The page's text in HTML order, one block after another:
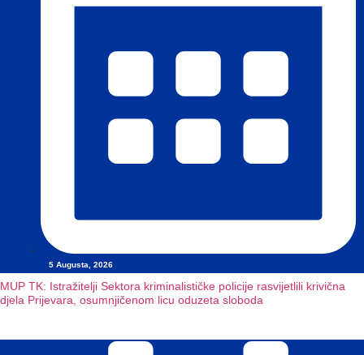
5 Augusta, 2026
MUP TK: Istražitelji Sektora kriminalističke policije rasvijetlili krivična
djela Prijevara, osumnjičenom licu oduzeta sloboda